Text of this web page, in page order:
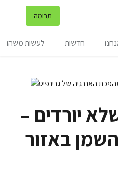
תרומה
חדשות לעשות משהו
יורדים –
באזור